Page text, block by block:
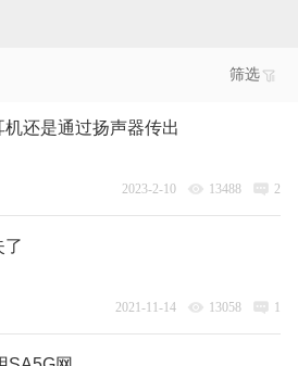
筛选
还是通过扬声器传出
2023-2-10 13488 2
了
2021-11-14 13058 1